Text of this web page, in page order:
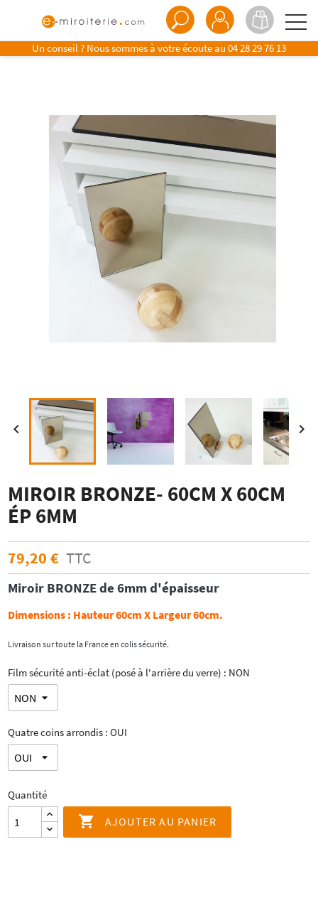
Un conseil ? Nous sommes à votre écoute au 04 28 29 76 13
 
MIROIR BRONZE- 60CM X 60CM
ÉP 6MM
79,20 € TTC
Miroir BRONZEde 6mm d'épaisseur
Dimensions : Hauteur 60cm X Largeur 60cm.
Livraison sur toute la France en colis sécurité.
Film sécurité anti-éclat (posé à l'arrière du verre) : NON
Quatre coins arrondis : OUI
Quantité
 AJOUTER AU PANIER